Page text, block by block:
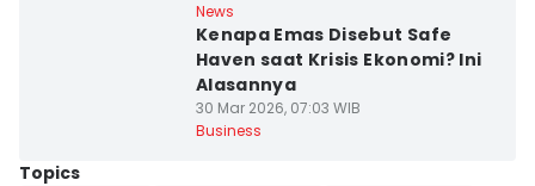
News
Kenapa Emas Disebut Safe
Haven saat Krisis Ekonomi? Ini
Alasannya
30 Mar 2026, 07:03 WIB
Business
Topics